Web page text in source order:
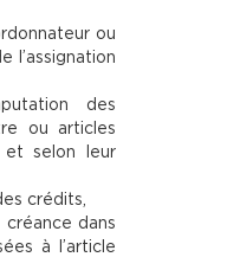
ou
l’assignation
des
ou articles
et selon leur
crédits,
dans
à l’article